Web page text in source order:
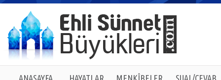
ANASAYFA HAYATLAR MENKÎBELER SUAL/CEVAB